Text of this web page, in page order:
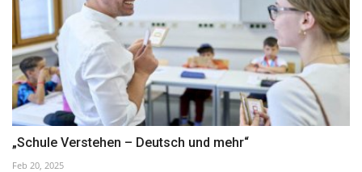
„Schule Verstehen – Deutsch und mehr“
Feb 20, 2025